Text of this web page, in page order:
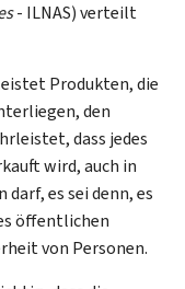
- ILNAS) verteilt
Produkten, die
den
dass jedes
wird, auch in
es sei denn, es
öffentlichen
von Personen.